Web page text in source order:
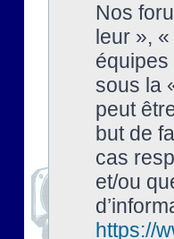
Nos
leur »,
sous la
peut
but de
cas
et/ou
https://